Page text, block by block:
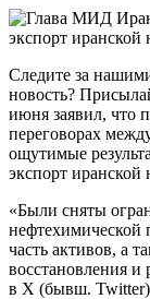
Следите за
новость?
июня заявил, что
переговорах
ощутимые
экспорт иранской
«Были сняты
нефтехимической
часть активов, а
восстановления
в X (бывш.